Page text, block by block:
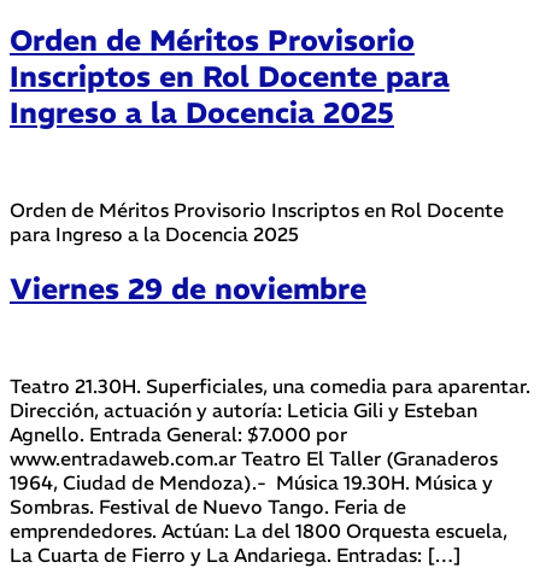
Orden de Méritos Provisorio
Inscriptos en Rol Docente para
Ingreso a la Docencia 2025
Orden de Méritos Provisorio Inscriptos en Rol Docente
para Ingreso a la Docencia 2025
Viernes 29 de noviembre
Teatro 21.30H. Superficiales, una comedia para aparentar.
Dirección, actuación y autoría: Leticia Gili y Esteban
Agnello. Entrada General: $7.000 por
www.entradaweb.com.ar Teatro El Taller (Granaderos
1964, Ciudad de Mendoza).- Música 19.30H. Música y
Sombras. Festival de Nuevo Tango. Feria de
emprendedores. Actúan: La del 1800 Orquesta escuela,
La Cuarta de Fierro y La Andariega. Entradas: […]